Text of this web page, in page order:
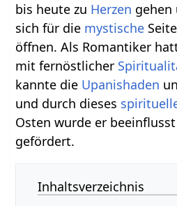
bis heute zu Herzen gehen
sich für die mystische
öffnen. Als Romantiker
mit fernöstlicher
kannte die Upanishaden
und durch dieses
Osten wurde er
gefördert.
Inhaltsverzeichnis